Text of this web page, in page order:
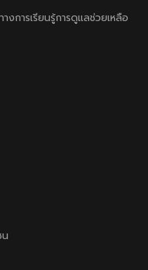
งการเรียนรู้การดูแลช่วยเหลือ